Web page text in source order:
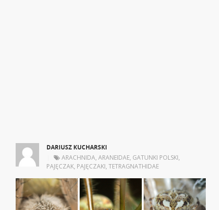
DARIUSZ KUCHARSKI
ARACHNIDA,ARANEIDAE, GATUNKI POLSKI,
PAJĘCZAK, PAJĘCZAKI,TETRAGNATHIDAE